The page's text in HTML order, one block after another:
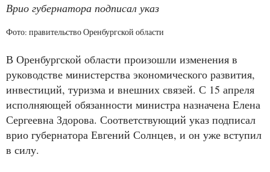
Врио губернатора подписал указ
Фото: правительство Оренбургской области
В Оренбургской области произошли изменения в
руководстве министерства экономического развития,
инвестиций, туризма и внешних связей. С 15 апреля
исполняющей обязанности министра назначена Елена
Сергеевна Здорова. Соответствующий указ подписал
врио губернатора Евгений Солнцев, и он уже вступил
в силу.